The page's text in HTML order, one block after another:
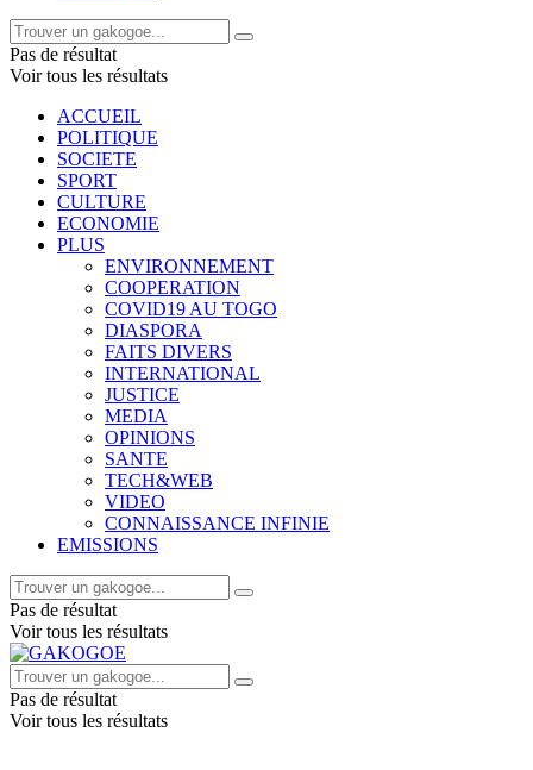
Pas de résultat
Voir tous les résultats
ACCUEIL
POLITIQUE
SOCIETE
SPORT
CULTURE
ECONOMIE
PLUS
ENVIRONNEMENT
COOPERATION
COVID19 AU TOGO
DIASPORA
FAITS DIVERS
INTERNATIONAL
JUSTICE
MEDIA
OPINIONS
SANTE
TECH&WEB
VIDEO
CONNAISSANCE INFINIE
EMISSIONS
Pas de résultat
Voir tous les résultats
Pas de résultat
Voir tous les résultats